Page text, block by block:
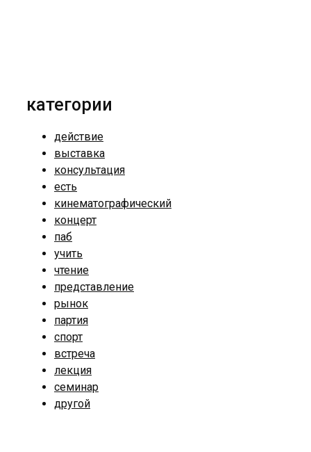
категории
действие
выставка
консультация
есть
кинематографический
концерт
паб
учить
чтение
представление
рынок
партия
спорт
встреча
лекция
семинар
другой